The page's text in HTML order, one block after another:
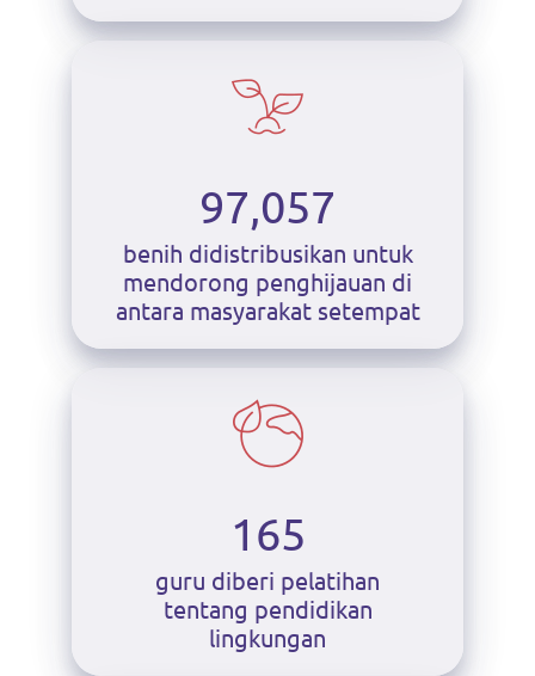
97,057
benih didistribusikan untuk
mendorong penghijauan di
antara masyarakat setempat
165
guru diberi pelatihan
tentang pendidikan
lingkungan